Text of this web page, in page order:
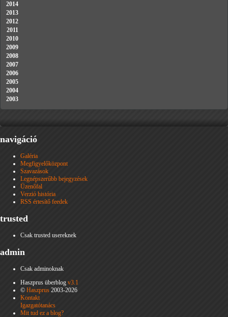
2014
2013
2012
2011
2010
2009
2008
2007
2006
2005
2004
2003
navigáció
Galéria
Megfigyelőközpont
Szavazások
Legnépszerűbb bejegyzések
Üzenőfal
Verzió história
RSS értesítő feedek
trusted
Csak trusted usereknek
admin
Csak adminoknak
Haszprus überblog v3.1
© Haszprus 2003-2026
Kontakt
Igazgatótanács
Mit tud ez a blog?